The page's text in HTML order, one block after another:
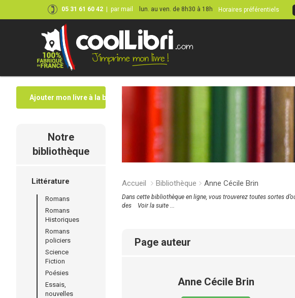
05 31 61 60 42 par mail lun. au ven. de 8h30 à 18h Horaires préférentiels
Ajouter mon livre à la bibliothèque
Notre
bibliothèque
Littérature
Romans
Romans
Historiques
Romans
policiers
Science
Fiction
Poésies
Essais,
nouvelles
Accueil Bibliothèque Anne Cécile Brin
Dans cette bibliothèque en ligne, vous trouverez toutes sortes
des
Voir la suite ...
page auteur
Anne Cécile Brin